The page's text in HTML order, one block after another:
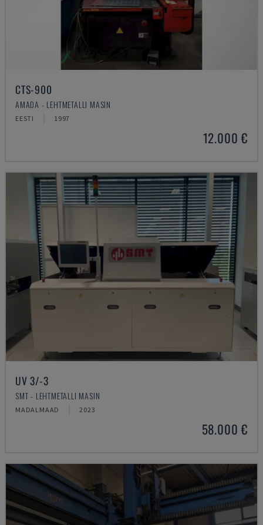
CTS-900
AMADA - LEHTMETALLI MASIN
EESTI 1997
12.000 €
UV 3/-3
SMT - LEHTMETALLI MASIN
MADALMAAD 2023
58.000 €